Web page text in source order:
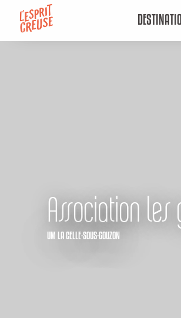
contenu
Association
UM LA CELLE-SOUS-GOUZON